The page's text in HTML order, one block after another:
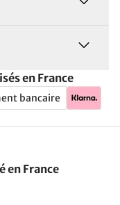
en France
bancaire
en France